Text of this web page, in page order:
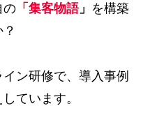
の 「集客物語」 を構築
ン研修で、導入事例
ています。